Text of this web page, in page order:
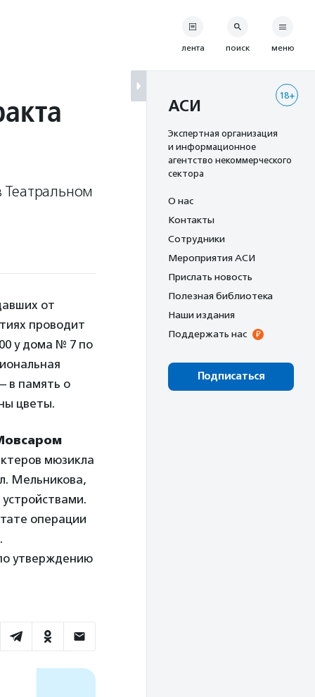
Театральном
от
проводит
у дома № 7 по
в память о
цветы.
мюзикла
Мельникова,
операции
утверждению
лента поиск меню
18+
АСИ
Экспертная организация
и информационное
агентство некоммерческого
сектора
О нас
Контакты
Сотрудники
Мероприятия АСИ
Прислать новость
Полезная библиотека
Наши издания
Поддержать нас
Подписаться